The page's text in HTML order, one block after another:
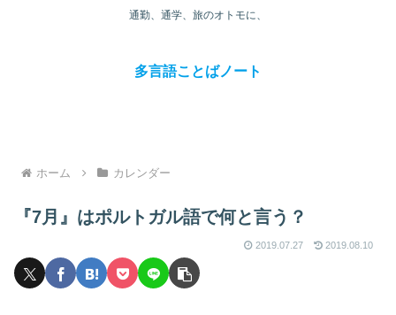
通勤、通学、旅のオトモに、
多言語ことばノート
ホーム カレンダー
『7月』はポルトガル語で何と言う？
2019.07.27 2019.08.10